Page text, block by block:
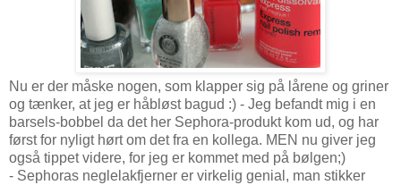
Nu er der måske nogen, som klapper sig på lårene og griner
og tænker, at jeg er håbløst bagud :) - Jeg befandt mig i en
barsels-bobbel da det her Sephora-produkt kom ud, og har
først for nyligt hørt om det fra en kollega. MEN nu giver jeg
også tippet videre, for jeg er kommet med på bølgen;)
- Sephoras neglelakfjerner er virkelig genial, man stikker